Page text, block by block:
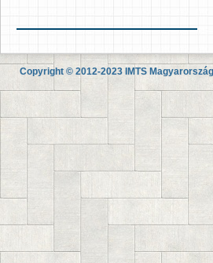
Copyright © 2012-2023 IMTS